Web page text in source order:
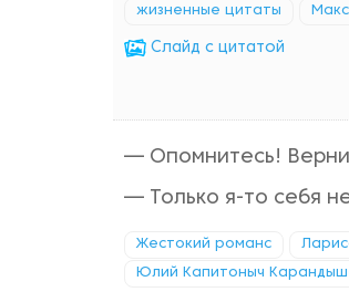
жизненные цитаты
Cлайд с цитатой
— Опомнитесь!
— Только я-то себя
Жестокий романс
Юлий Капитоныч